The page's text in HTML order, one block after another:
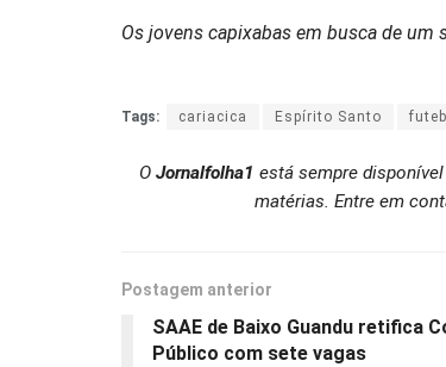
Os jovens capixabas em busca de um
Tags: cariacica Espírito Santo
O Jornalfolha1 está sempre
matérias. Entre em
Postagem anterior
SAAE de Baixo Guandu retifica
Público com sete vagas